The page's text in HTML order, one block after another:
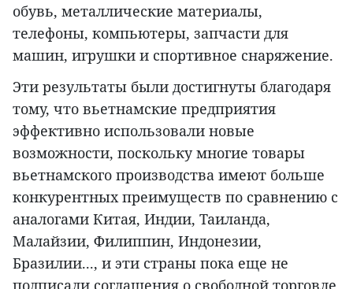
обувь, металлические материалы,
телефоны, компьютеры, запчасти для
машин, игрушки и спортивное снаряжение.
Эти результаты были достигнуты благодаря
тому, что вьетнамские предприятия
эффективно использовали новые
возможности, поскольку многие товары
вьетнамского производства имеют больше
конкурентных преимуществ по сравнению с
аналогами Китая, Индии, Таиланда,
Малайзии, Филиппин, Индонезии,
Бразилии..., и эти страны пока еще не